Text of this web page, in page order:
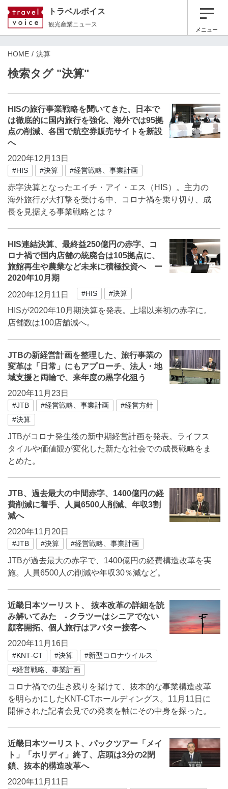
トラベルボイス
観光産業ニュース
メニュー
HOME 決算
検索タグ "決算"
HISの旅行事業戦略を聞いてきた、日本で
は徹底的に国内旅行を強化、海外では95拠
点の削減、各国で航空券販売サイトを新設
へ
2020年12月13日
#HIS #決算 #経営戦略、事業計画
赤字決算となったエイチ・アイ・エス（HIS）。主力の
海外旅行が大打撃を受ける中、コロナ禍を乗り切り、成
長を見据える事業戦略とは？
HIS連結決算、最終益250億円の赤字、コ
ロナ禍で国内店舗の統廃合は105拠点に、
旅館再生や農業など未来に積極投資へ ー
2020年10月期
2020年12月11日
#HIS #決算
HISが2020年10月期決算を発表。上場以来初の赤字に。
店舗数は100店舗減へ。
JTBの新経営計画を整理した、旅行事業の
変革は「日常」にもアプローチ、法人・地
域支援と両輪で、来年度の黒字化狙う
2020年11月23日
#JTB #経営戦略、事業計画
#経営方針
#決算
JTBがコロナ発生後の新中期経営計画を発表。ライフス
タイルや価値観が変化した新たな社会での成長戦略をま
とめた。
JTB、過去最大の中間赤字、1400億円の経
費削減に着手、人員6500人削減、年収3割
減へ
2020年11月20日
#JTB #決算 #経営戦略、事業計画
JTBが過去最大の赤字で、1400億円の経費構造改革を実
施。人員6500人の削減や年収30％減など。
近畿日本ツーリスト、 抜本改革の詳細を読
み解いてみた - クラツーはシニアでない
顧客開拓、個人旅行はアバター接客へ
2020年11月16日
#KNT‐CT #決算
#新型コロナウイルス
#経営戦略、事業計画
コロナ禍での生き残りを賭けて、抜本的な事業構造改革
を明らかにしたKNT-CTホールディングス。11月11日に
開催された記者会見での発表を軸にその中身を探った。
近畿日本ツーリスト、パックツアー「メイ
ト」「ホリディ」終了、店頭は3分の2閉
鎖、抜本的構造改革へ
2020年11月11日